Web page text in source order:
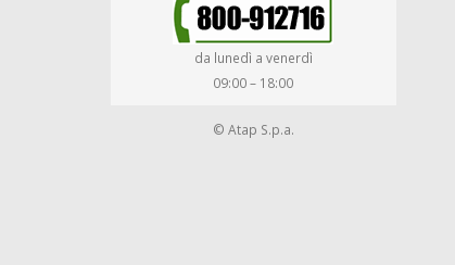
da lunedì a venerdì
09:00 – 18:00
© Atap S.p.a.